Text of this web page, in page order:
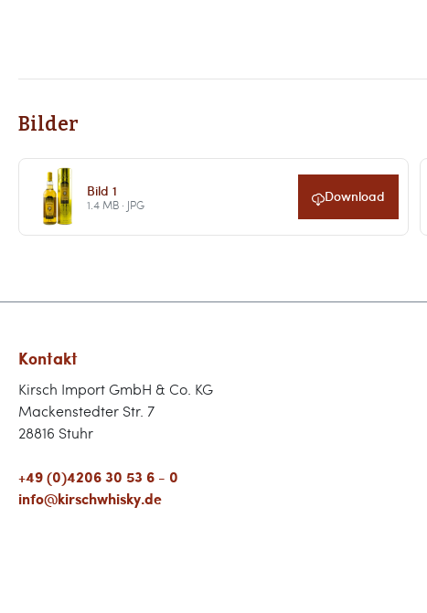
Bilder
Bild 1
1.4 MB · JPG Download
Kontakt
Kirsch Import GmbH & Co. KG
Mackenstedter Str. 7
28816 Stuhr
+49 (0)4206 30 53 6 - 0
info@kirschwhisky.de